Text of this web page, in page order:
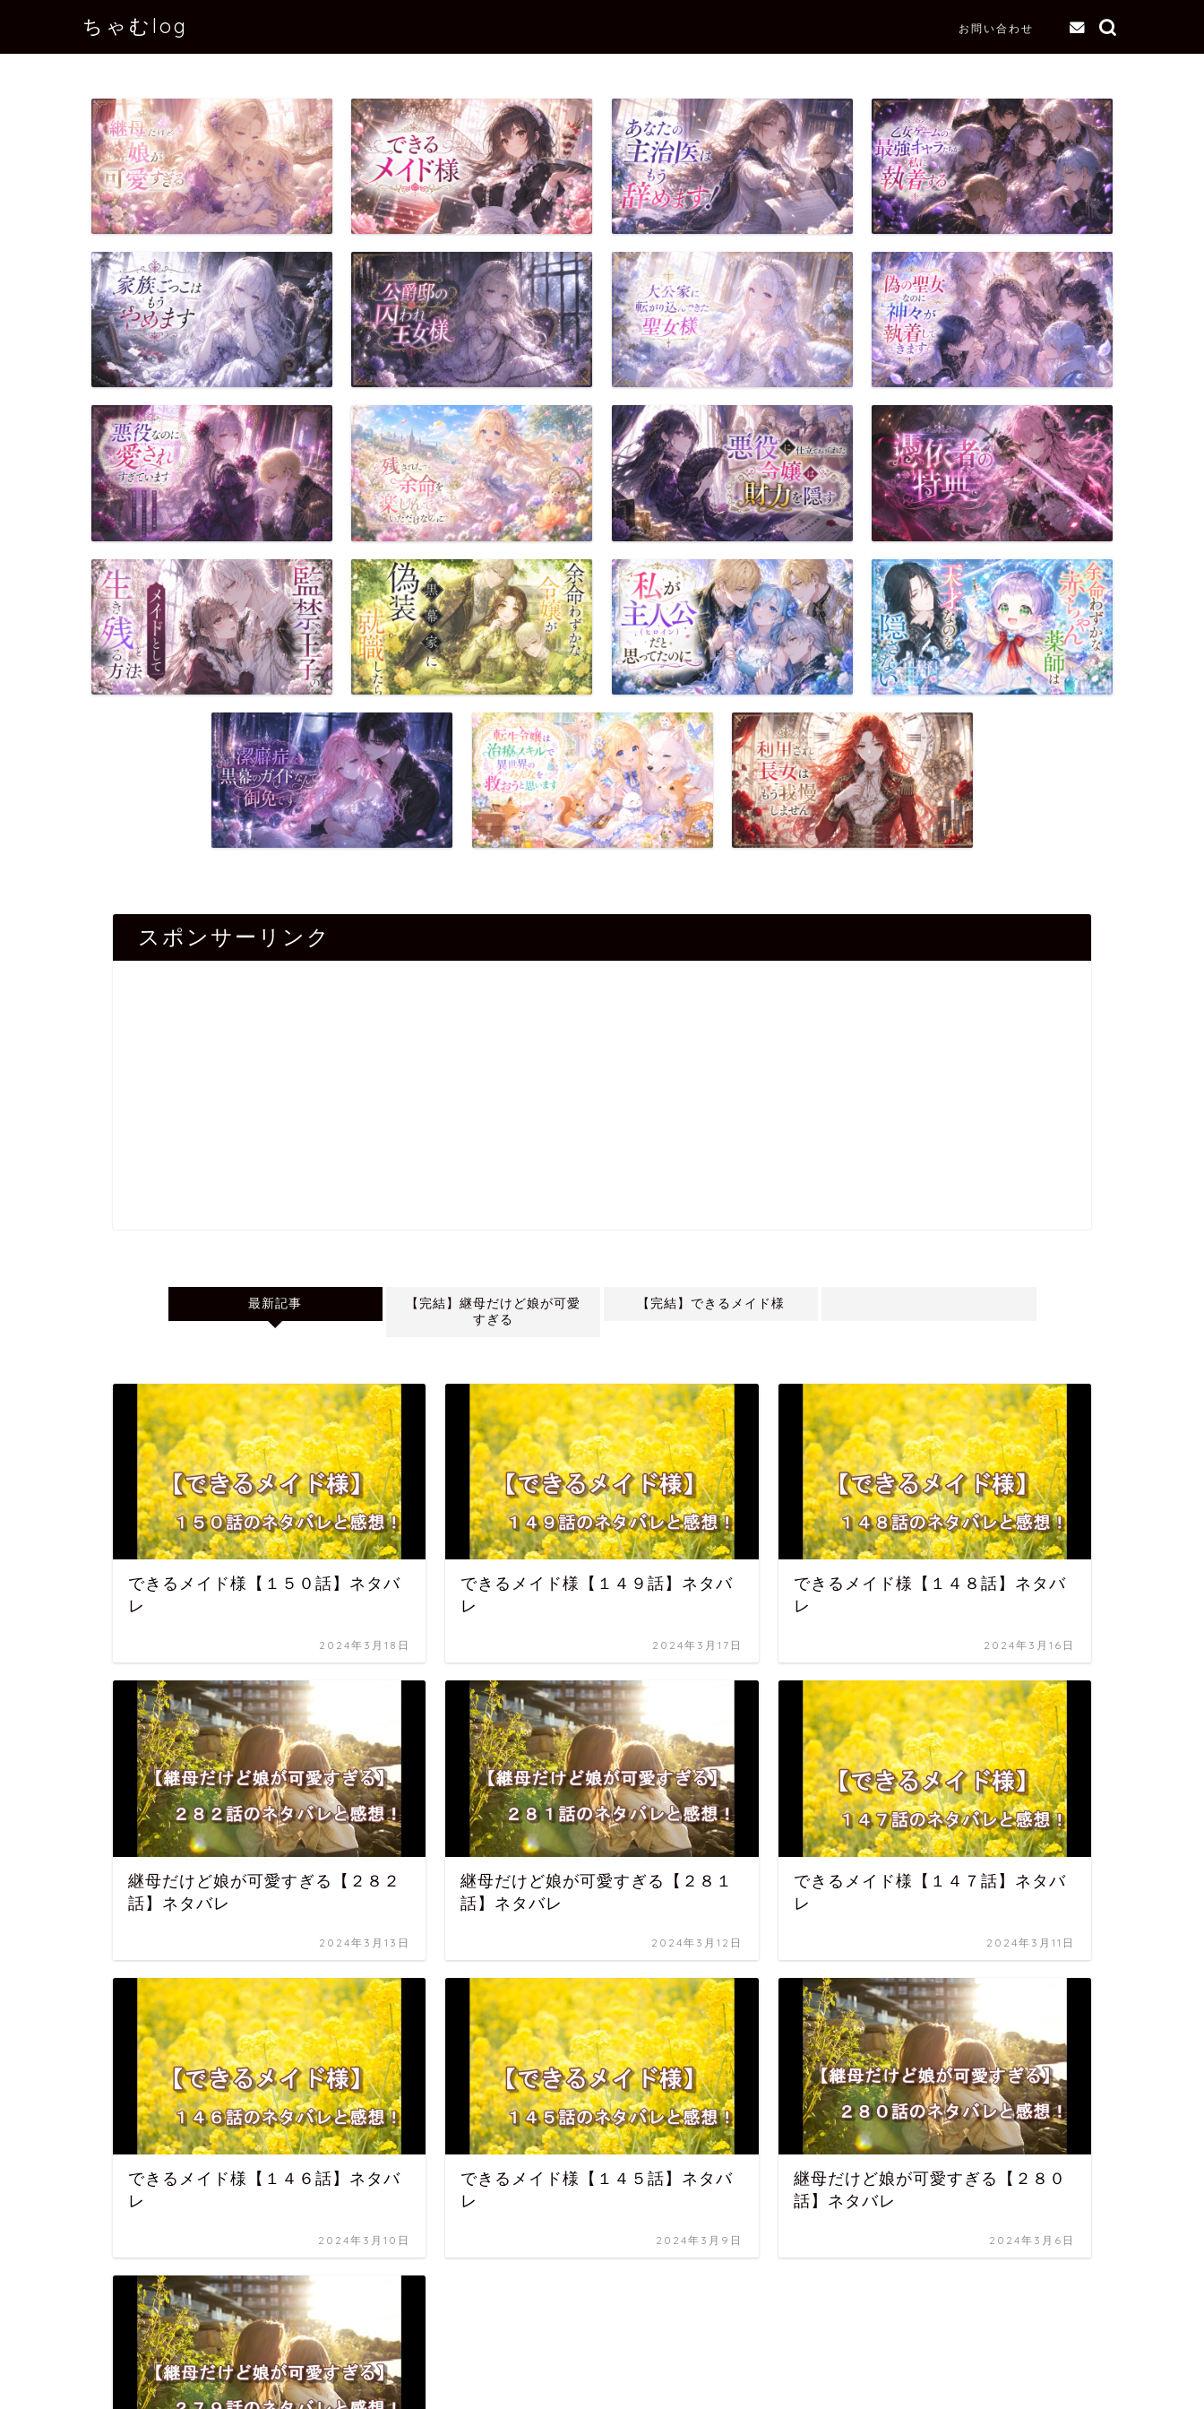
ちゃむlog お問い合わせ
スポンサーリンク
最新記事
【完結】継母だけど娘が可愛
すぎる
【完結】できるメイド様
できるメイド様【１５０話】ネタバ
レ
2024年3月18日
できるメイド様【１４９話】ネタバ
レ
2024年3月17日
できるメイド様【１４８話】ネタバ
レ
2024年3月16日
継母だけど娘が可愛すぎる【２８２
話】ネタバレ
2024年3月13日
継母だけど娘が可愛すぎる【２８１
話】ネタバレ
2024年3月12日
できるメイド様【１４７話】ネタバ
レ
2024年3月11日
できるメイド様【１４６話】ネタバ
レ
2024年3月10日
できるメイド様【１４５話】ネタバ
レ
2024年3月9日
継母だけど娘が可愛すぎる【２８０
話】ネタバレ
2024年3月6日